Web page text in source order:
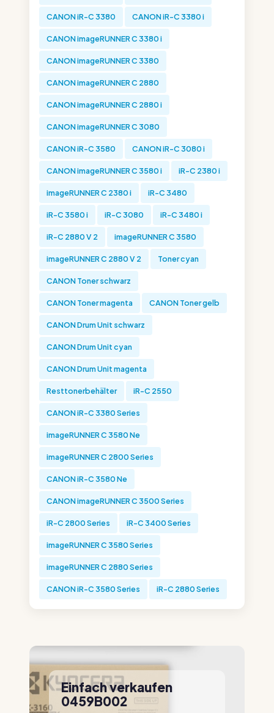
CANON iR-C 3380 CANON iR-C 3380 i
CANON imageRUNNER C 3380 i
CANON imageRUNNER C 3380
CANON imageRUNNER C 2880
CANON imageRUNNER C 2880 i
CANON imageRUNNER C 3080
CANON iR-C 3580 CANON iR-C 3080 i
CANON imageRUNNER C 3580 i iR-C 2380 i
imageRUNNER C 2380 i iR-C 3480
iR-C 3580 i iR-C 3080 iR-C 3480 i
iR-C 2880 V 2 imageRUNNER C 3580
imageRUNNER C 2880 V 2 Toner cyan
CANON Toner schwarz
CANON Toner magenta CANON Toner gelb
CANON Drum Unit schwarz
CANON Drum Unit cyan
CANON Drum Unit magenta
Resttonerbehälter iR-C 2550
CANON iR-C 3380 Series
imageRUNNER C 3580 Ne
imageRUNNER C 2800 Series
CANON iR-C 3580 Ne
CANON imageRUNNER C 3500 Series
iR-C 2800 Series iR-C 3400 Series
imageRUNNER C 3580 Series
imageRUNNER C 2880 Series
CANON iR-C 3580 Series iR-C 2880 Series
Einfach verkaufen
0459B002